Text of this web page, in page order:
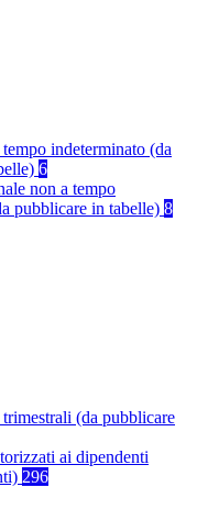
indeterminato (da
6
non a tempo
pubblicare in tabelle) 8
trimestrali (da pubblicare
ai dipendenti
296